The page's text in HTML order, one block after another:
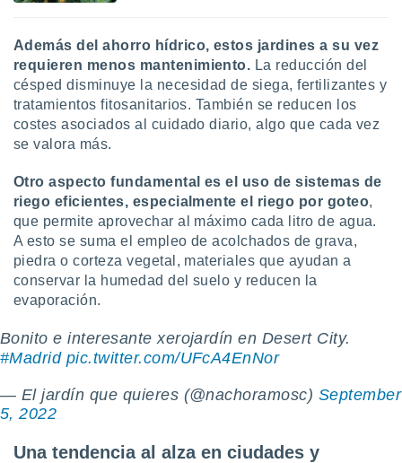
e
mediante
publicidad
de
1199
Además del ahorro hídrico, estos jardines a su vez
requieren menos mantenimiento. La reducción del
césped disminuye la necesidad de siega, fertilizantes y
tratamientos fitosanitarios. También se reducen los
costes asociados al cuidado diario, algo que cada vez
se valora más.
Otro aspecto fundamental es el uso de sistemas de
riego eficientes, especialmente el riego por goteo,
que permite aprovechar al máximo cada litro de agua.
A esto se suma el empleo de acolchados de grava,
piedra o corteza vegetal, materiales que ayudan a
conservar la humedad del suelo y reducen la
evaporación.
Bonito e interesante xerojardín en Desert City.
#Madrid pic.twitter.com/UFcA4EnNor
— El jardín que quieres (@nachoramosc) September
5, 2022
Una tendencia al alza en ciudades y